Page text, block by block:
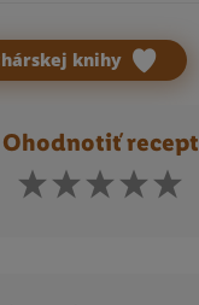
knihy
Ohodnotiť recept